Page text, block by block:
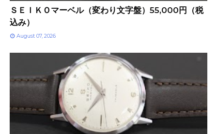
ＳＥＩＫＯマーベル（変わり文字盤）55,000円（税
込み）
August 07, 2026